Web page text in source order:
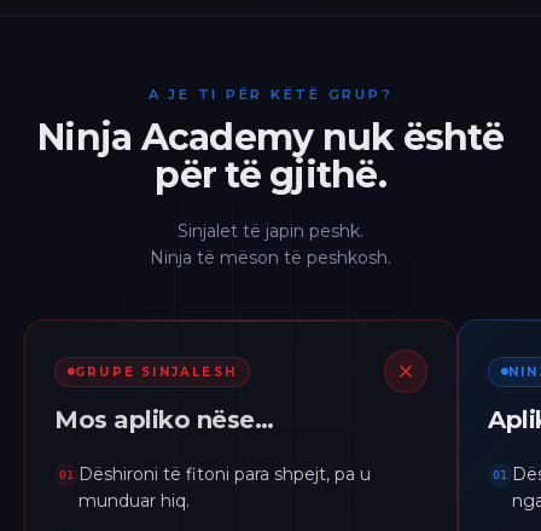
A JE TI PËR KËTË GRUP?
Ninja Academy nuk është
për të gjithë.
Sinjalet të japin peshk.
Ninja të mëson të peshkosh.
GRUPE SINJALESH
Mos apliko nëse…
01
Dëshironi të fitoni para shpejt, pa u
munduar hiq.
01